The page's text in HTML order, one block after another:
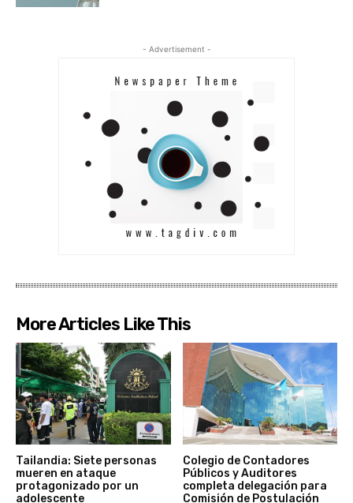
- Advertisement -
More Articles Like This
Tailandia: Siete personas
mueren en ataque
protagonizado por un
adolescente
Colegio de Contadores
Públicos y Auditores
completa delegación para
Comisión de Postulación